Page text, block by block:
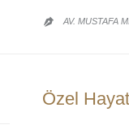
 AV. MUSTAFA
Özel